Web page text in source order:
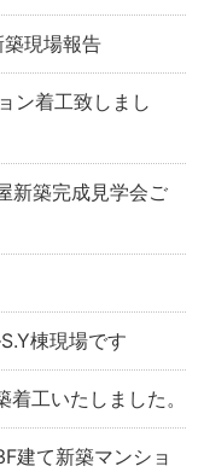
現場報告
ン着工致しまし
新築完成見学会ご
棟現場です
工いたしました。
建て新築マンショ